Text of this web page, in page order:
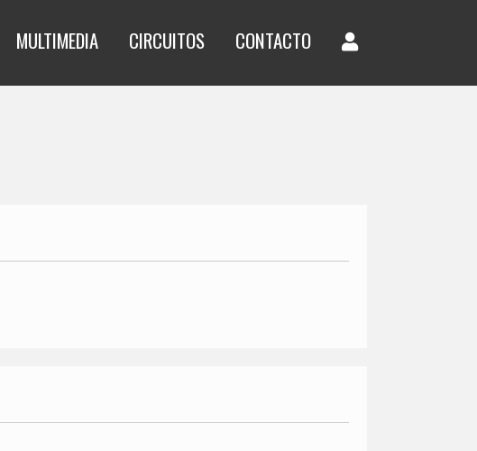
MULTIMEDIA CIRCUITOS CONTACTO